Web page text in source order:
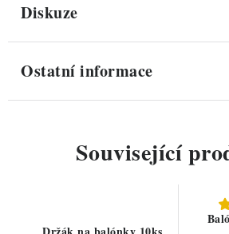
Diskuze
Ostatní informace
Související